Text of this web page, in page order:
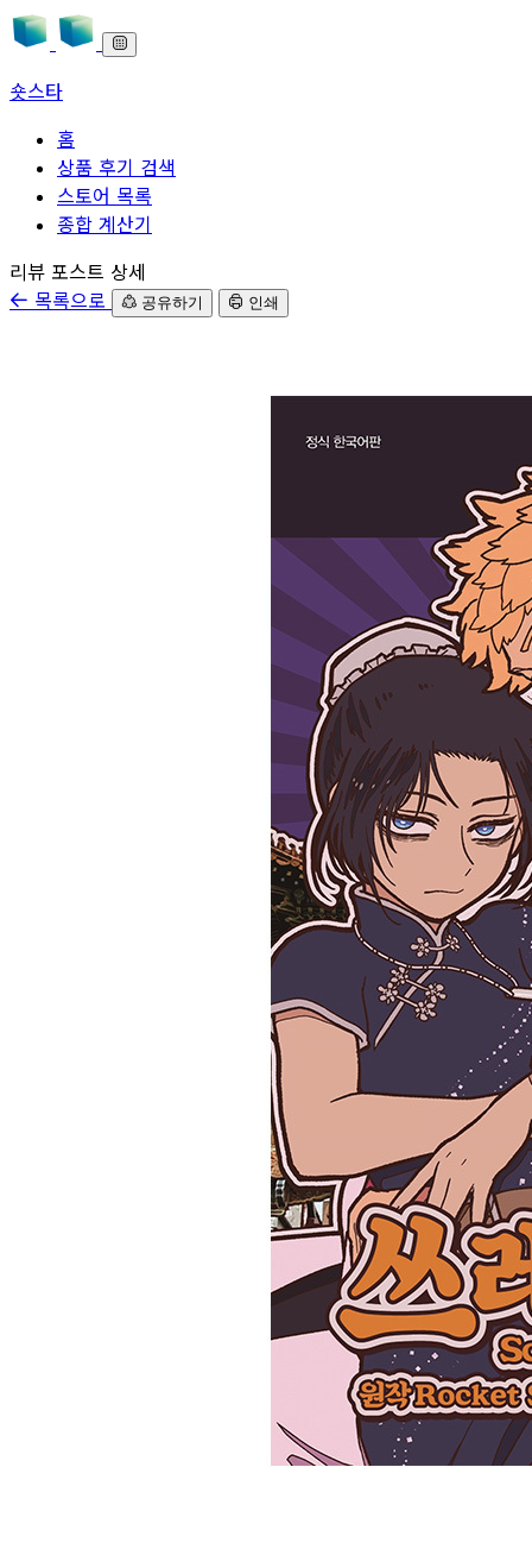
숏스타
홈
상품 후기 검색
스토어 목록
종합 계산기
본문으로 바로가기
리뷰 포스트 상세
목록으로
공유하기 인쇄